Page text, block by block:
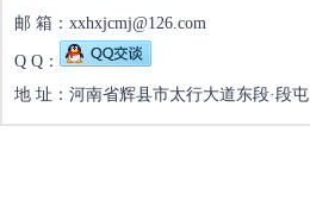
邮 箱：xxhxjcmj@126.com
Q Q：
地 址：河南省辉县市太行大道东段·段屯